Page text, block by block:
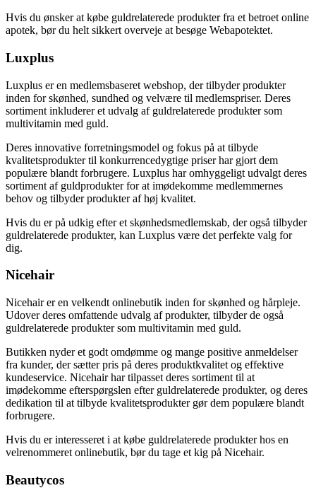
Hvis du ønsker at købe guldrelaterede produkter fra et betroet online
apotek, bør du helt sikkert overveje at besøge Webapotektet.
Luxplus
Luxplus er en medlemsbaseret webshop, der tilbyder produkter
inden for skønhed, sundhed og velvære til medlemspriser. Deres
sortiment inkluderer et udvalg af guldrelaterede produkter som
multivitamin med guld.
Deres innovative forretningsmodel og fokus på at tilbyde
kvalitetsprodukter til konkurrencedygtige priser har gjort dem
populære blandt forbrugere. Luxplus har omhyggeligt udvalgt deres
sortiment af guldprodukter for at imødekomme medlemmernes
behov og tilbyder produkter af høj kvalitet.
Hvis du er på udkig efter et skønhedsmedlemskab, der også tilbyder
guldrelaterede produkter, kan Luxplus være det perfekte valg for
dig.
Nicehair
Nicehair er en velkendt onlinebutik inden for skønhed og hårpleje.
Udover deres omfattende udvalg af produkter, tilbyder de også
guldrelaterede produkter som multivitamin med guld.
Butikken nyder et godt omdømme og mange positive anmeldelser
fra kunder, der sætter pris på deres produktkvalitet og effektive
kundeservice. Nicehair har tilpasset deres sortiment til at
imødekomme efterspørgslen efter guldrelaterede produkter, og deres
dedikation til at tilbyde kvalitetsprodukter gør dem populære blandt
forbrugere.
Hvis du er interesseret i at købe guldrelaterede produkter hos en
velrenommeret onlinebutik, bør du tage et kig på Nicehair.
Beautycos